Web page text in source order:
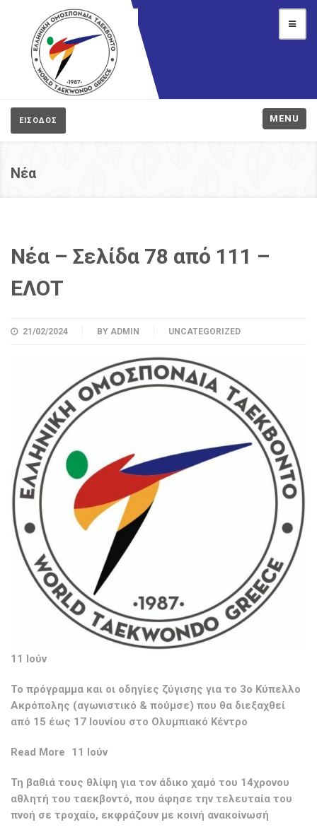
ΕΙΣΟΔΟΣ MENU
Νέα
Νέα – Σελίδα 78 από 111 –
ΕΛΟΤ
21/02/2024 BY ADMIN UNCATEGORIZED
11 Ιούν
To πρόγραμμα και οι οδηγίες ζύγισης για το 3ο Κύπελλο
Ακρόπολης (αγωνιστικό & πούμσε) που θα διεξαχθεί
από 15 έως 17 Ιουνίου στο Ολυμπιακό Κέντρο
Read More 11 Ιούν
Τη βαθιά τους θλίψη για τον άδικο χαμό του 14χρονου
αθλητή του ταεκβοντό, που άφησε την τελευταία του
πνοή σε τροχαίο, εκφράζουν με κοινή ανακοίνωσή